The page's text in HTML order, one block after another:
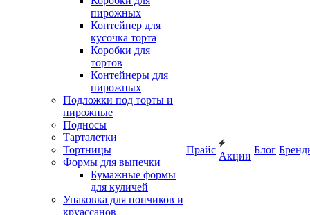
пирожных
Контейнер для
кусочка торта
Коробки для
тортов
Контейнеры для
пирожных
Подложки под торты и
пирожные
Подносы
Тарталетки
Тортницы
Формы для выпечки
Бумажные формы
для куличей
Упаковка для пончиков и
круассанов
Прайс
Акции
Блог